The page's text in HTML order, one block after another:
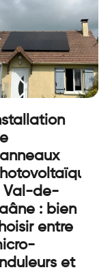
Val-de-
: bien
entre
et